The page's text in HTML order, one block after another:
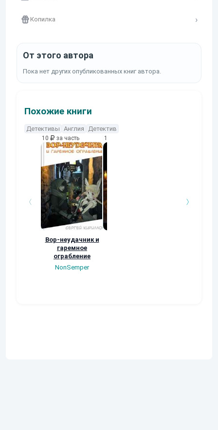
Копилка
От этого автора
Пока нет других опубликованных книг автора.
Похожие книги
Детективы Англия Детектив
10 за часть
Вор-неудачник и
гаремное
ограбление
NonSemper
10